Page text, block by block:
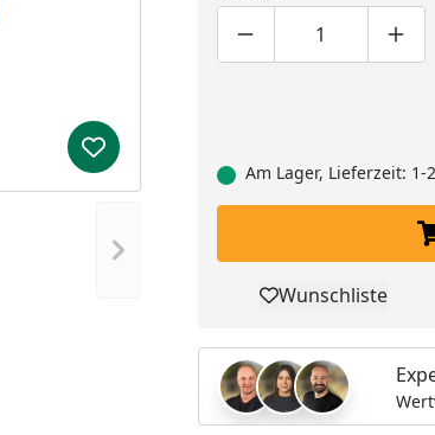
Nächstes Bild anzeigen
Produkt zur Wunschliste hinzufügen
Produktmenge um
Am Lager, Lieferzeit:
Produkt zur
Wunschliste